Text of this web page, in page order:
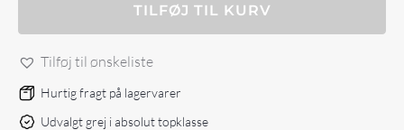
antal
TILFØJ TIL KURV
Tilføj til ønskeliste
Hurtig fragt på lagervarer
Udvalgt grej i absolut topklasse